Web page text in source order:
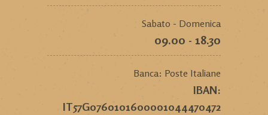
Sabato - Domenica
09.00 - 18.30
Banca: Poste Italiane
IBAN:
IT57G0760101600001044470472